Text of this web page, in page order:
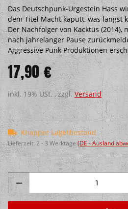
Das Deutschpunk-Urgestein Hass
dem Titel Macht kaputt, was längst
Der Nachfolger von Kacktus (2014),
nach jahrelanger Pause
Aggressive Punk Produktionen
17,90 €
inkl. 19% USt. , zzgl.Versand
Knapper Lagerbestand
Lieferzeit: 2 - 3 Werktage (DE - Ausland